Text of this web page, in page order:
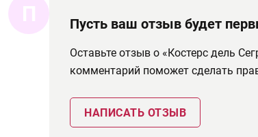
П Пусть ваш отзыв будет
Оставьте отзыв о «Костерс дель
комментарий поможет сделать
НАПИСАТЬ ОТЗЫВ